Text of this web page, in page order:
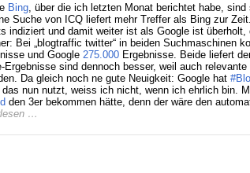
Bing , über die ich letzten Monat berichtet habe,
Suche von ICQ liefert mehr Treffer als Bing zur
indiziert und damit weiter ist als Google ist überholt,
Bei „blogtraffic twitter“ in beiden Suchmaschinen
und Google 275.000 Ergebnisse. Beide liefert
sind dennoch besser, weil auch
Da gleich noch ne gute Neuigkeit: Google hat
nun nutzt, weiss ich nicht, wenn ich ehrlich bin.
den 3er bekommen hätte, denn der wäre den
…